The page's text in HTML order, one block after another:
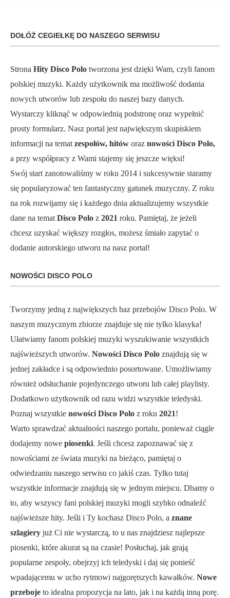
DOŁÓŻ CEGIEŁKĘ DO NASZEGO SERWISU
Strona Hity Disco Polo tworzona jest dzięki Wam, czyli fanom
polskiej muzyki. Każdy użytkownik ma możliwość dodania
nowych utworów lub zespołu do naszej bazy danych.
Wystarczy kliknąć w odpowiednią podstronę oraz wypełnić
prosty formularz. Nasz portal jest największym skupiskiem
informacji na tematzespołów, hitów oraz nowości Disco Polo,
a przy współpracy z Wami stajemy się jeszcze więksi!
Swój start zanotowaliśmy w roku 2014 i sukcesywnie staramy
się popularyzować ten fantastyczny gatunek muzyczny. Z roku
na rok rozwijamy się i każdego dnia aktualizujemy wszystkie
dane na tematDisco Polo z 2021 roku. Pamiętaj, że jeżeli
chcesz uzyskać większy rozgłos, możesz śmiało zapytać o
dodanie autorskiego utworu na nasz portal!
NOWOŚCI DISCO POLO
Tworzymy jedną z największych baz przebojów Disco Polo. W
naszym muzycznym zbiorze znajduje się nie tylko klasyka!
Ułatwiamy fanom polskiej muzyki wyszukiwanie wszystkich
najświeższych utworów. Nowości Disco Polo znajdują się w
jednej zakładce i są odpowiednio posortowane. Umożliwiamy
również odsłuchanie pojedynczego utworu lub całej playlisty.
Dodatkowo użytkownik od razu widzi wszystkie teledyski.
Poznaj wszystkie nowości Disco Polo z roku 2021!
Warto sprawdzać aktualności naszego portalu, ponieważ ciągle
dodajemy nowe piosenki. Jeśli chcesz zapoznawać się z
nowościami ze świata muzyki na bieżąco, pamiętaj o
odwiedzaniu naszego serwisu co jakiś czas. Tylko tutaj
wszystkie informacje znajdują się w jednym miejscu. Dbamy o
to, aby wszyscy fani polskiej muzyki mogli szybko odnaleźć
najświeższe hity. Jeśli i Ty kochasz Disco Polo, a znane
szlagiery już Ci nie wystarczą, to u nas znajdziesz najlepsze
piosenki, które akurat są na czasie! Posłuchaj, jak grają
popularne zespoły, obejrzyj ich teledyski i daj się ponieść
wpadającemu w ucho rytmowi najgorętszych kawałków. Nowe
przeboje to idealna propozycja na lato, jak i na każdą inną porę.